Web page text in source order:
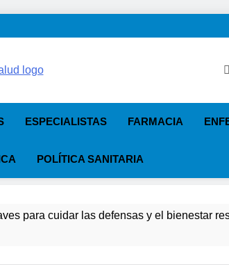
ESPECIALISTAS FARMACIA
POLÍTICA SANITARIA
para cuidar las defensas y el bienestar